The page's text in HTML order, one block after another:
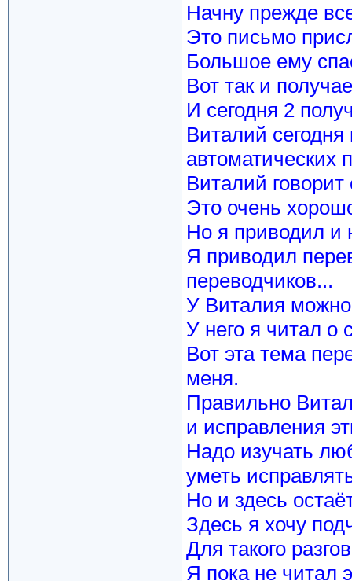
Начну прежде
Это письмо
Большое ему
Вот так и
И сегодня 2
Виталий
автоматических
Виталий
Это очень
Но я приводил и
Я приводил
переводчиков...
У Виталия можно
У него я читал о
Вот эта тема
меня.
Правильно
и исправления
Надо изучать
уметь
Но и здесь
Здесь я хочу
Для такого
Я пока не читал